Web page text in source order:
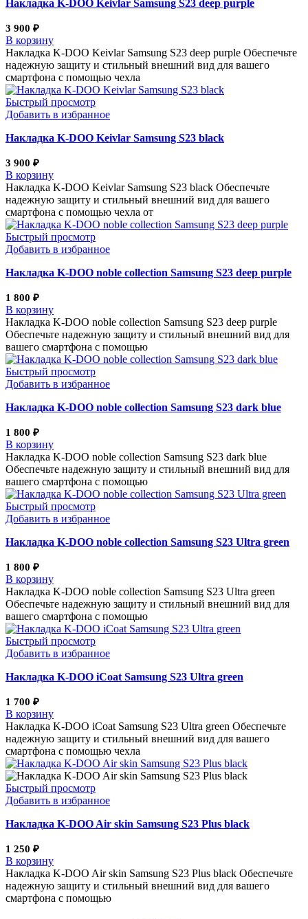
Накладка K-DOO Keivlar Samsung S23 deep purple
3 900 ₽
В корзину
Накладка K-DOO Keivlar Samsung S23 deep purple Обеспечьте
надежную защиту и стильный внешний вид для вашего
смартфона с помощью чехла
Быстрый просмотр
Добавить в избранное
Накладка K-DOO Keivlar Samsung S23 black
3 900 ₽
В корзину
Накладка K-DOO Keivlar Samsung S23 black Обеспечьте
надежную защиту и стильный внешний вид для вашего
смартфона с помощью чехла от
Быстрый просмотр
Добавить в избранное
Накладка K-DOO noble collection Samsung S23 deep purple
1 800 ₽
В корзину
Накладка K-DOO noble collection Samsung S23 deep purple
Обеспечьте надежную защиту и стильный внешний вид для
вашего смартфона с помощью
Быстрый просмотр
Добавить в избранное
Накладка K-DOO noble collection Samsung S23 dark blue
1 800 ₽
В корзину
Накладка K-DOO noble collection Samsung S23 dark blue
Обеспечьте надежную защиту и стильный внешний вид для
вашего смартфона с помощью
Быстрый просмотр
Добавить в избранное
Накладка K-DOO noble collection Samsung S23 Ultra green
1 800 ₽
В корзину
Накладка K-DOO noble collection Samsung S23 Ultra green
Обеспечьте надежную защиту и стильный внешний вид для
вашего смартфона с помощью
Быстрый просмотр
Добавить в избранное
Накладка K-DOO iCoat Samsung S23 Ultra green
1 700 ₽
В корзину
Накладка K-DOO iCoat Samsung S23 Ultra green Обеспечьте
надежную защиту и стильный внешний вид для вашего
смартфона с помощью чехла
Быстрый просмотр
Добавить в избранное
Накладка K-DOO Air skin Samsung S23 Plus black
1 250 ₽
В корзину
Накладка K-DOO Air skin Samsung S23 Plus black Обеспечьте
надежную защиту и стильный внешний вид для вашего
смартфона с помощью